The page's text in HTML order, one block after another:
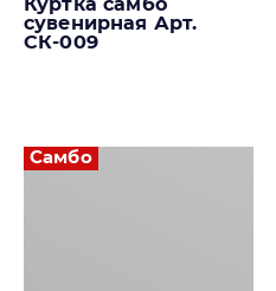
Куртка самбо
сувенирная Арт.
СК-009
Самбо